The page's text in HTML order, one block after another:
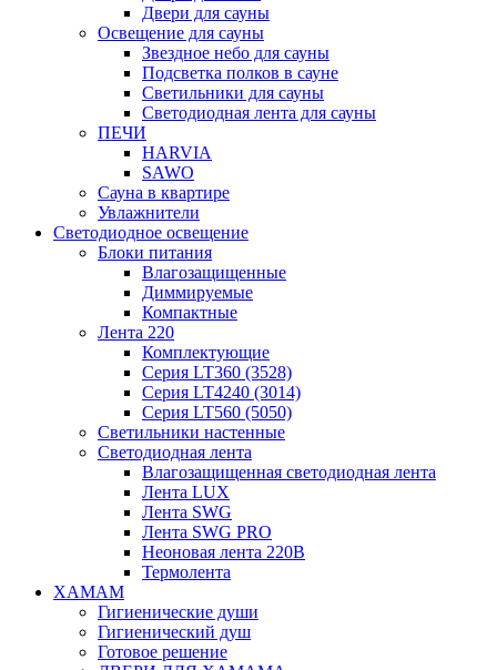
Двери для сауны
Освещение для сауны
Звездное небо для сауны
Подсветка полков в сауне
Светильники для сауны
Светодиодная лента для сауны
ПЕЧИ
HARVIA
SAWO
Сауна в квартире
Увлажнители
Светодиодное освещение
Блоки питания
Влагозащищенные
Диммируемые
Компактные
Лента 220
Комплектующие
Серия LT360 (3528)
Серия LT4240 (3014)
Серия LT560 (5050)
Светильники настенные
Светодиодная лента
Влагозащищенная светодиодная лента
Лента LUX
Лента SWG
Лента SWG PRO
Неоновая лента 220В
Термолента
ХАМАМ
Гигиенические души
Гигиенический душ
Готовое решение